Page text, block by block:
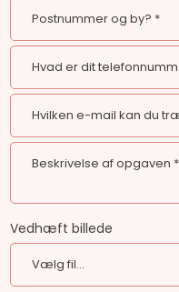
Vedhæft billede